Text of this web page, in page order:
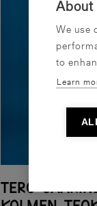
About
We use
to
Learn
Tero